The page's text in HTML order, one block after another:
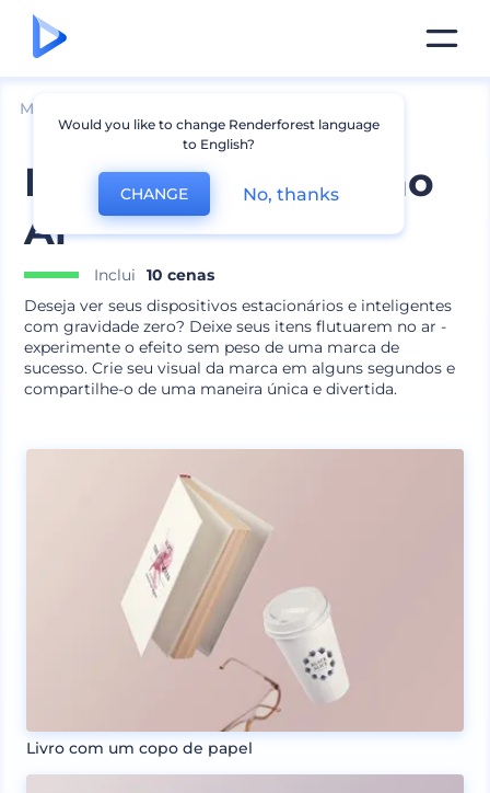
Mockups
Pacote Branding no
Ar
Inclui
10 cenas
Deseja ver seus dispositivos estacionários e inteligentes
com gravidade zero? Deixe seus itens flutuarem no ar -
experimente o efeito sem peso de uma marca de
sucesso. Crie seu visual da marca em alguns segundos e
compartilhe-o de uma maneira única e divertida.
Livro com um copo de papel
Would you like to change Renderforest language
to English?
CHANGE No, thanks